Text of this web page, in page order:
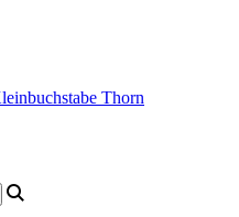
Thorn